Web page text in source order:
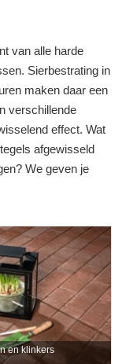
van alle harde
Sierbestrating in
maken daar een
verschillende
effect. Wat
afgewisseld
We geven je
en klinkers